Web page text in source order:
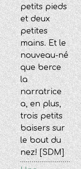
petits pieds
et deux
petites
mains. Et le
nouveau-né
que berce
la
narratrice
a, en plus,
trois petits
baisers sur
le bout du
nez! [SDM]